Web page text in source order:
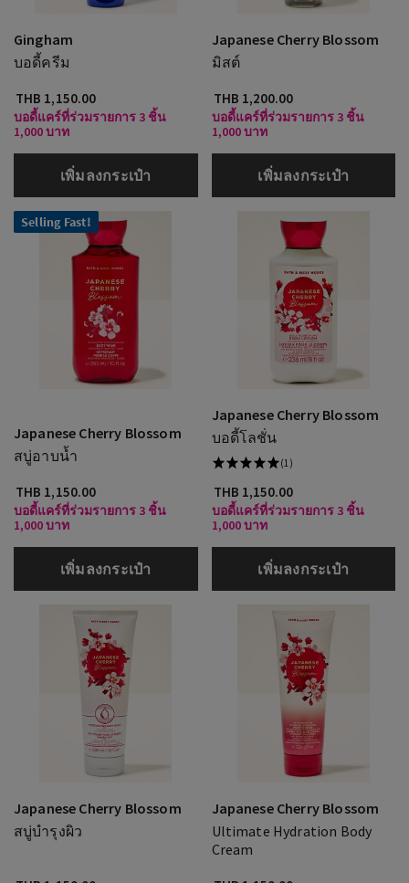
Gingham
บอดี้ครีม
THB 1,150.00
บอดี้แคร์ที่ร่วมรายการ 3 ชิ้น
1,000 บาท
เพิ่มลงกระเป๋า
Japanese Cherry Blossom
มิสต์
THB 1,200.00
บอดี้แคร์ที่ร่วมรายการ 3 ชิ้น
1,000 บาท
เพิ่มลงกระเป๋า
Selling Fast!
Japanese Cherry Blossom
สบู่อาบน้ำ
THB 1,150.00
บอดี้แคร์ที่ร่วมรายการ 3 ชิ้น
1,000 บาท
เพิ่มลงกระเป๋า
Japanese Cherry Blossom
บอดี้โลชั่น
(1)
THB 1,150.00
บอดี้แคร์ที่ร่วมรายการ 3 ชิ้น
1,000 บาท
เพิ่มลงกระเป๋า
Japanese Cherry Blossom
สบู่บำรุงผิว
Japanese Cherry Blossom
Ultimate Hydration Body
Cream